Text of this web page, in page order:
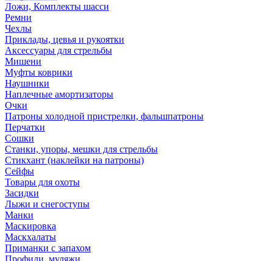
Ложи, Комплекты шасси
Ремни
Чехлы
Приклады, цевья и рукоятки
Аксессуары для стрельбы
Мишени
Муфты коврики
Наушники
Наплечные амортизаторы
Очки
Патроны холодной пристрелки, фальшпатроны
Перчатки
Сошки
Станки, упоры, мешки для стрельбы
Стикхант (наклейки на патроны)
Сейфы
Товары для охоты
Засидки
Лыжи и снегоступы
Манки
Маскировка
Маскхалаты
Приманки с запахом
Профили, муляжи